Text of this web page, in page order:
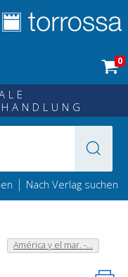
0
| Nach Verlag suchen
América y el mar. -...